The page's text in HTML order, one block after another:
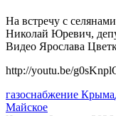
На встречу с
Николай Юревич,
Видео Ярослава
http://youtu.be/
газоснабжение Крыма
Майское